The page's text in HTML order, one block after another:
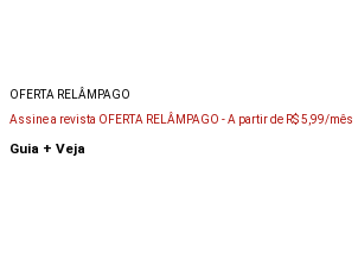
OFERTA RELÂMPAGO
Assine a revista OFERTA RELÂMPAGO -A partir de R$ 5,99/mês
Guia + Veja